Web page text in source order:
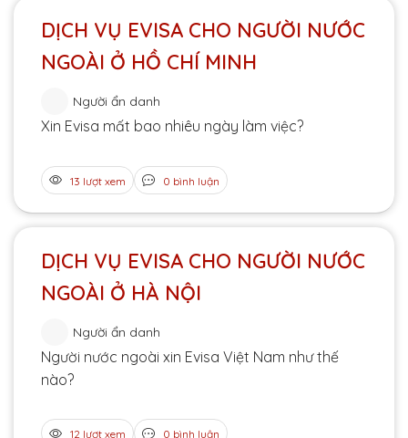
DỊCH VỤ EVISA CHO NGƯỜI NƯỚC
NGOÀI Ở HỒ CHÍ MINH
Người ẩn danh
Xin Evisa mất bao nhiêu ngày làm việc?
13 lượt xem 0 bình luận
DỊCH VỤ EVISA CHO NGƯỜI NƯỚC
NGOÀI Ở HÀ NỘI
Người ẩn danh
Người nước ngoài xin Evisa Việt Nam như thế
nào?
12 lượt xem 0 bình luận